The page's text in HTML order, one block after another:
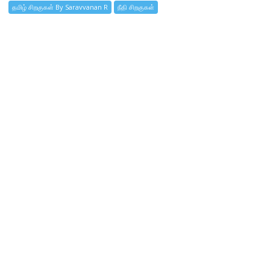
தமிழ் சிறகுகள் By Saravvanan R
நீதி சிறகுகள்